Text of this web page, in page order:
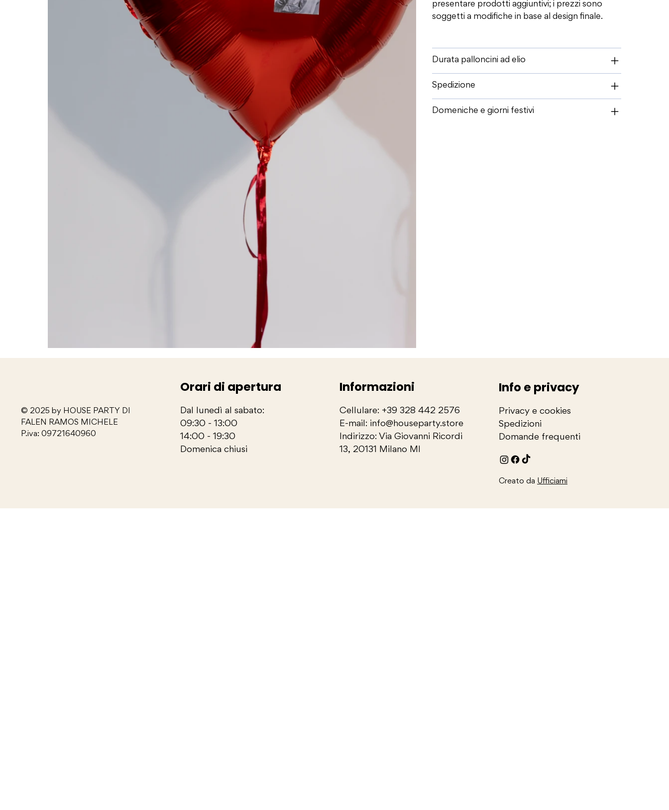
presentare prodotti aggiuntivi; i prezzi sono
soggetti a modifiche in base al design finale.
Durata palloncini ad elio
Spedizione
Domeniche e giorni festivi
© 2025 by HOUSE PARTY DI
FALEN RAMOS MICHELE
P.iva: 09721640960
Orari di apertura
Dal lunedì al sabato:
09:30 - 13:00
14:00 - 19:30
Domenica chiusi
Informazioni
Cellulare: +39 328 442 2576
E-mail: info@houseparty.store
Indirizzo: Via Giovanni Ricordi
13, 20131 Milano MI
Info e privacy
Privacy e cookies
Spedizioni
Domande frequenti
Creato da Ufficiami